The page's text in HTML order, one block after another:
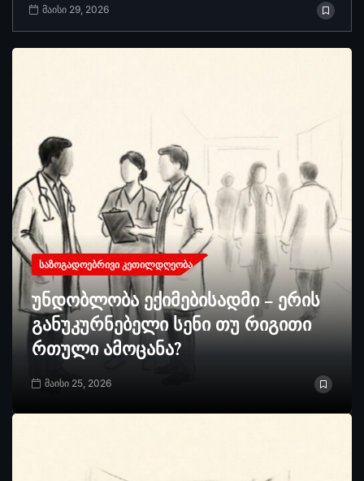
მაისი 29, 2026
ᲡᲐᲖᲝᲒᲐᲓᲝᲔᲑᲠᲘᲕᲘ ᲙᲔᲗᲘᲚᲓᲦᲔᲝᲑᲐ
უნდობლობა ექიმებისადმი – ერის
განუკურნებელი სენი თუ რიგითი
რთული ამოცანა?
მაისი 25, 2026